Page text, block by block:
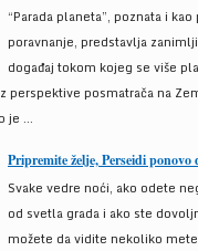
“Parada planeta”, poznata i
poravnanje, predstavlja
događaj tokom kojeg se više
perspektive posmatrača na
je ...
Pripremite želje, Perseidi ponovo
Svake vedre noći, ako odete
od svetla grada i ako ste
možete da vidite nekoliko